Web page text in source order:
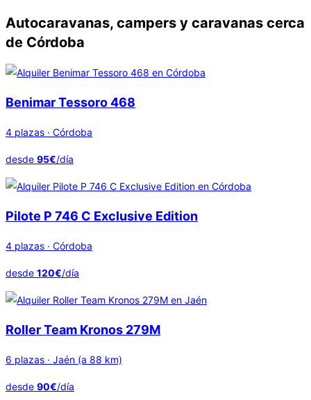
Autocaravanas, campers y caravanas cerca
de Córdoba
Benimar Tessoro 468
4 plazas · Córdoba
desde 95€/día
Pilote P 746 C Exclusive Edition
4 plazas · Córdoba
desde 120€/día
Roller Team Kronos 279M
6 plazas · Jaén (a 88 km)
desde 90€/día